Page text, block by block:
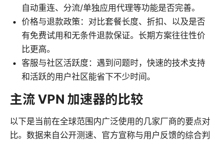
自动重连、分流/单独应用代理等功能是否完善。
价格与退款政策：对比套餐长度、折扣、以及是否
有免费试用和无条件退款保证。长期方案往往性价
比更高。
客服与社区活跃度：遇到问题时，快速的技术支持
和活跃的用户社区能省下不少时间。
主流 VPN 加速器的比较
以下是当前在全球范围内广泛使用的几家厂商的要点对
比。数据来自公开测速、官方宣称与用户反馈的综合判